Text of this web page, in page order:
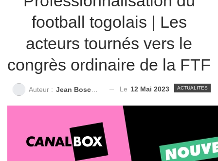
football togolais | Les
acteurs tournés vers le
congrès ordinaire de la FTF
ACTUALITES
Auteur : Jean Bosco N'GNAMA Le 12 Mai 2023